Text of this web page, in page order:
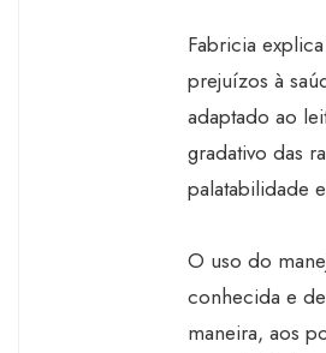
Fabricia
prejuízos à
adaptado ao
gradativo das
palatabilidade
O uso do
conhecida e
maneira, aos